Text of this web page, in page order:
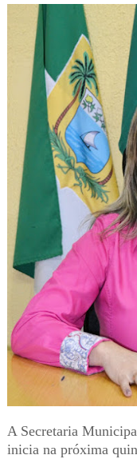
A Secretaria
inicia na próxima